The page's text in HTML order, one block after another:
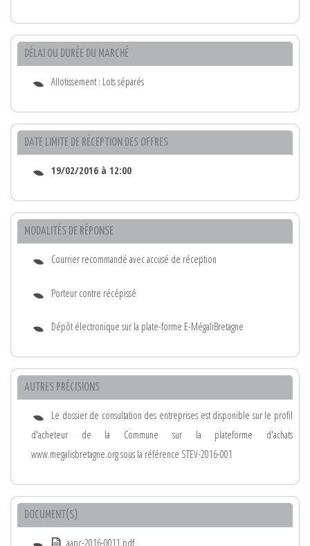
DÉLAI OU DURÉE DU MARCHÉ
Allotissement : Lots séparés
DATE LIMITE DE RÉCEPTION DES OFFRES
19/02/2016 à 12:00
MODALITÉS DE RÉPONSE
Courrier recommandé avec accusé de réception
Porteur contre récépissé
Dépôt électronique sur la plate-forme E-MégaliBretagne
AUTRES PRÉCISIONS
Le dossier de consultation des entreprises est disponible sur le profil
d'acheteur de la Commune sur la plateforme d'achats
www.megalisbretagne.org sous la référence STEV-2016-001
DOCUMENT(S)
aapc-2016-0011.pdf